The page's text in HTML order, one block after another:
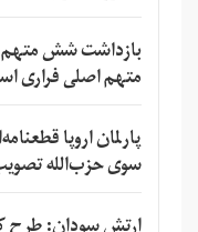
بازداشت شش متهم
متهم اصلی فراری
پارلمان اروپا
سوی حزب‌الله